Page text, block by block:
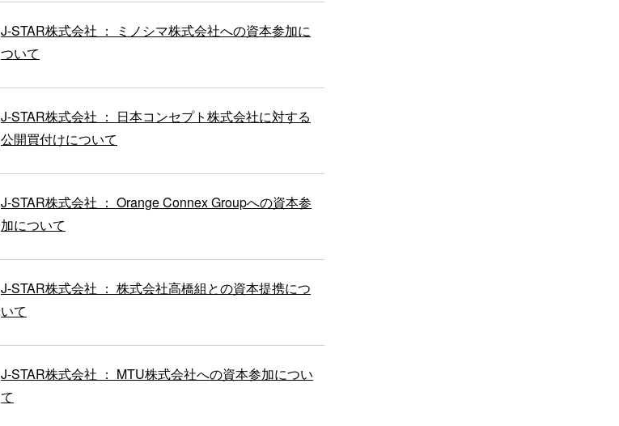
J-STAR株式会社 ： ミノシマ株式会社への資本参加に
ついて
J-STAR株式会社 ： 日本コンセプト株式会社に対する
公開買付けについて
J-STAR株式会社 ： Orange Connex Groupへの資本参
加について
J-STAR株式会社 ： 株式会社高橋組との資本提携につ
いて
J-STAR株式会社 ： MTU株式会社への資本参加につい
て